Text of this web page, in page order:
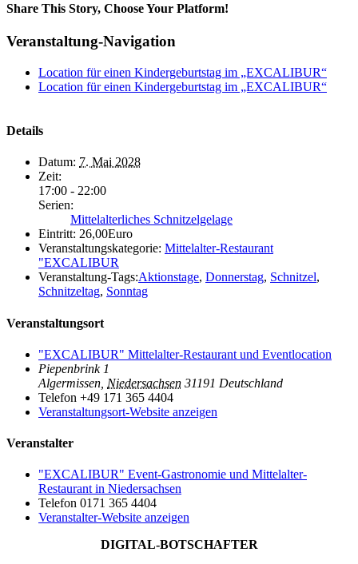
Share This Story, Choose Your Platform!
Veranstaltung-Navigation
Location für einen Kindergeburtstag im „EXCALIBUR“
Location für einen Kindergeburtstag im „EXCALIBUR“
Details
Datum: 7. Mai 2028
Zeit:
17:00 - 22:00
Serien:
Mittelalterliches Schnitzelgelage
Eintritt: 26,00Euro
Veranstaltungskategorie: Mittelalter-Restaurant
"EXCALIBUR
Veranstaltung-Tags:Aktionstage, Donnerstag, Schnitzel,
Schnitzeltag, Sonntag
Veranstaltungsort
"EXCALIBUR" Mittelalter-Restaurant und Eventlocation
Piepenbrink 1
Algermissen Niedersachsen 31191 Deutschland
Telefon +49 171 365 4404
Veranstaltungsort-Website anzeigen
Veranstalter
"EXCALIBUR" Event-Gastronomie und Mittelalter-
Restaurant in Niedersachsen
Telefon 0171 365 4404
Veranstalter-Website anzeigen
DIGITAL-BOTSCHAFTER